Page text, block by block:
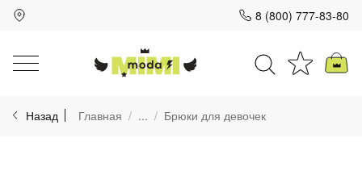
8 (800) 777-83-80
Назад Главная ... Брюки для девочек
Для клиентов всех банков
Разбейте